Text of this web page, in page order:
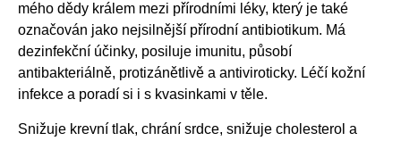
mého dědy králem mezi přírodními léky, který je také
označován jako nejsilnější přírodní antibiotikum. Má
dezinfekční účinky, posiluje imunitu, působí
antibakteriálně, protizánětlivě a antiviroticky. Léčí kožní
infekce a poradí si i s kvasinkami v těle.
Snižuje krevní tlak, chrání srdce, snižuje cholesterol a